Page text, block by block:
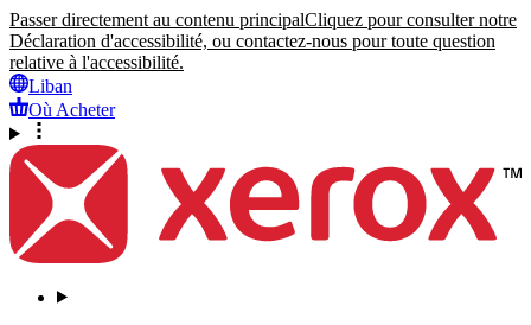
Passer directement au contenu principalCliquez pour consulter notre
Déclaration d'accessibilité, ou contactez-nous pour toute question
relative à l'accessibilité.
Liban
Où Acheter